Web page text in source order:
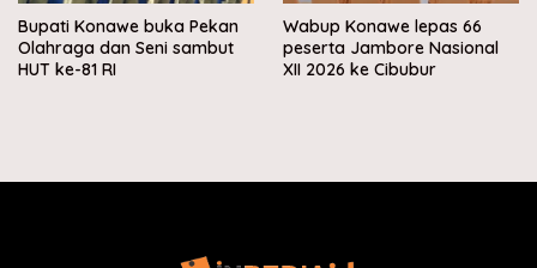
Bupati Konawe buka Pekan
Olahraga dan Seni sambut
HUT ke-81 RI
Wabup Konawe lepas 66
peserta Jambore Nasional
XII 2026 ke Cibubur